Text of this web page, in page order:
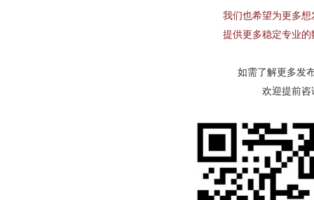
我们也希望为更多
提供更多稳定专业
如需了解更多发
欢迎提前咨